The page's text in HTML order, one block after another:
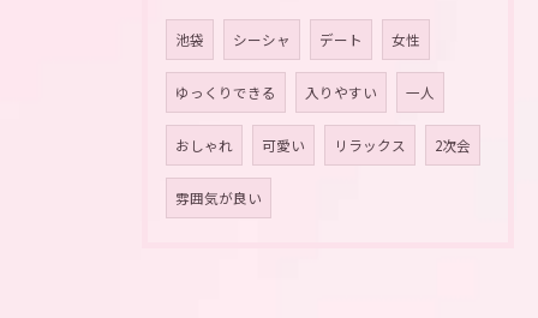
池袋 シーシャ デート 女性
ゆっくりできる 入りやすい 一人
おしゃれ 可愛い リラックス 2次会
雰囲気が良い